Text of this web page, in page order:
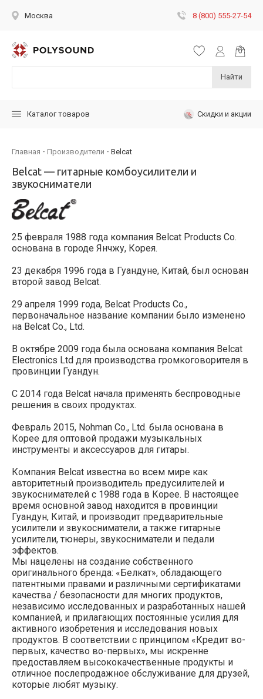
Москва 8 (800) 555-27-54
Найти
Каталог товаров Скидки и акции
Главная Производители Belcat
Belcat — гитарные комбоусилители и
звукосниматели
25 февраля 1988 года компания Belcat Products Co.
основана в городе Янчжу, Корея.
23 декабря 1996 года в Гуандуне, Китай, был основан
второй завод Belcat.
29 апреля 1999 года, Belcat Products Co.,
первоначальное название компании было изменено
на Belcat Co., Ltd.
В октябре 2009 года была основана компания Belcat
Electronics Ltd для производства громкоговорителя в
провинции Гуандун.
С 2014 года Belcat начала применять беспроводные
решения в своих продуктах.
Февраль 2015, Nohman Co., Ltd. была основана в
Корее для оптовой продажи музыкальных
инструменты и аксессуаров для гитары.
Компания Belcat известна во всем мире как
авторитетный производитель предусилителей и
звукоснимателей с 1988 года в Корее. В настоящее
время основной завод находится в провинции
Гуандун, Китай, и производит предварительные
усилители и звукосниматели, а также гитарные
усилители, тюнеры, звукосниматели и педали
эффектов.
Мы нацелены на создание собственного
оригинального бренда: «Белкат», обладающего
патентными правами и различными сертификатами
качества / безопасности для многих продуктов,
независимо исследованных и разработанных нашей
компанией, и прилагающих постоянные усилия для
активного изобретения и исследования новых
продуктов. В соответствии с принципом «Кредит во-
первых, качество во-первых», мы искренне
предоставляем высококачественные продукты и
отличное послепродажное обслуживание для друзей,
которые любят музыку.